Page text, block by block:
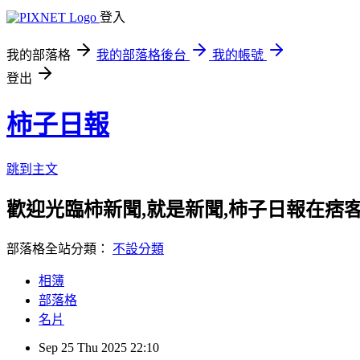
登入
我的部落格 我的部落格後台
我的帳號
登出
柿子日報
跳到主文
歡迎光臨柿新聞,就是新聞,柿子日報在痞
部落格全站分類： 不設分類
相簿
部落格
名片
Sep 25 Thu 2025 22:10